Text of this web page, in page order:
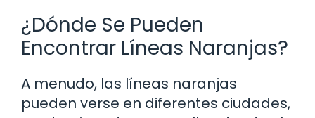
¿Dónde Se Pueden
Encontrar Líneas Naranjas?
A menudo, las líneas naranjas
pueden verse en diferentes ciudades,